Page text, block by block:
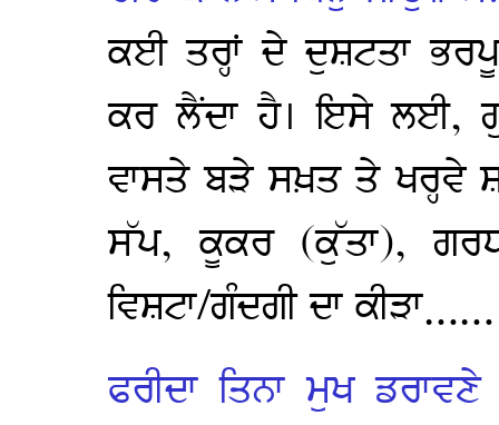
ਕਈ ਤਰ੍ਹਾਂ ਦੇ ਦੁਸ਼ਟਤਾ
ਕਰ ਲੈਂਦਾ ਹੈ। ਇਸੇ ਲਈ,
ਵਾਸਤੇ ਬੜੇ ਸਖ਼ਤ ਤੇ ਖਰ੍ਹਵੇ
ਸੱਪ, ਕੂਕਰ (ਕੁੱਤਾ),
ਵਿਸ਼ਟਾ/ਗੰਦਗੀ ਦਾ
ਫਰੀਦਾ ਤਿਨਾ ਮੁਖ